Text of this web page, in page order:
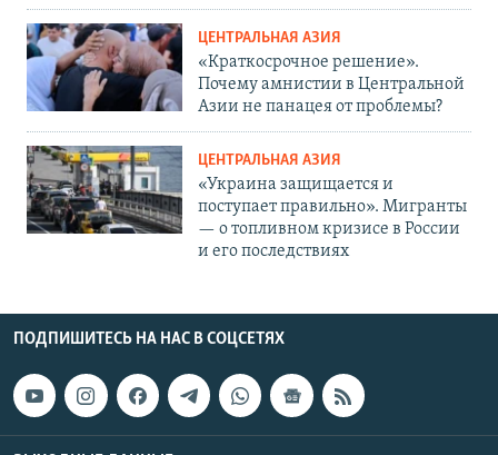
ЦЕНТРАЛЬНАЯ АЗИЯ
«Краткосрочное решение».
Почему амнистии в Центральной
Азии не панацея от проблемы?
ЦЕНТРАЛЬНАЯ АЗИЯ
«Украина защищается и
поступает правильно». Мигранты
— о топливном кризисе в России
и его последствиях
ПОДПИШИТЕСЬ НА НАС В СОЦСЕТЯХ